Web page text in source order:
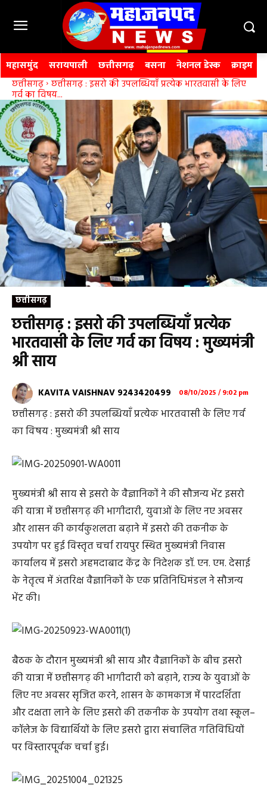
महासमुंद सरायपाली छत्तीसगढ़ बसना नेशनल डेस्क क्राइम
छत्तीसगढ़ छत्तीसगढ़ : इसरो की उपलब्धियाँ प्रत्येक भारतवासी के लिए
गर्व का विषय...
छत्तीसगढ़
छत्तीसगढ़ : इसरो की उपलब्धियाँ प्रत्येक
भारतवासी के लिए गर्व का विषय : मुख्यमंत्री
श्री साय
KAVITA VAISHNAV 9243420499 08/10/2025 / 9:02 pm
छत्तीसगढ़ : इसरो की उपलब्धियाँ प्रत्येक भारतवासी के लिए गर्व
का विषय : मुख्यमंत्री श्री साय
मुख्यमंत्री श्री साय से इसरो के वैज्ञानिकों ने की सौजन्य भेंट इसरो
की यात्रा में छत्तीसगढ़ की भागीदारी, युवाओं के लिए नए अवसर
और शासन की कार्यकुशलता बढ़ाने में इसरो की तकनीक के
उपयोग पर हुई विस्तृत चर्चा रायपुर स्थित मुख्यमंत्री निवास
कार्यालय में इसरो अहमदाबाद केंद्र के निदेशक डॉ. एन. एम. देसाई
के नेतृत्व में अंतरिक्ष वैज्ञानिकों के एक प्रतिनिधिमंडल ने सौजन्य
भेंट की।
बैठक के दौरान मुख्यमंत्री श्री साय और वैज्ञानिकों के बीच इसरो
की यात्रा में छत्तीसगढ़ की भागीदारी को बढ़ाने, राज्य के युवाओं के
लिए नए अवसर सृजित करने, शासन के कामकाज में पारदर्शिता
और दक्षता लाने के लिए इसरो की तकनीक के उपयोग तथा स्कूल–
कॉलेज के विद्यार्थियों के लिए इसरो द्वारा संचालित गतिविधियों
पर विस्तारपूर्वक चर्चा हुई।